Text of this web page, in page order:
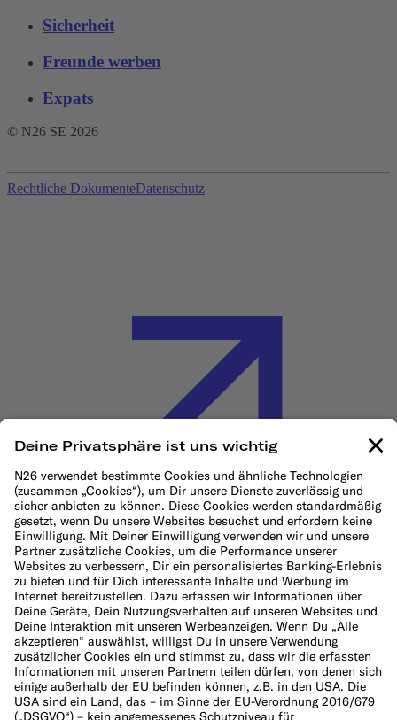
Sicherheit
Freunde werben
Expats
© N26 SE 2026
Rechtliche DokumenteDatenschutz
Cookie-Richtlinie